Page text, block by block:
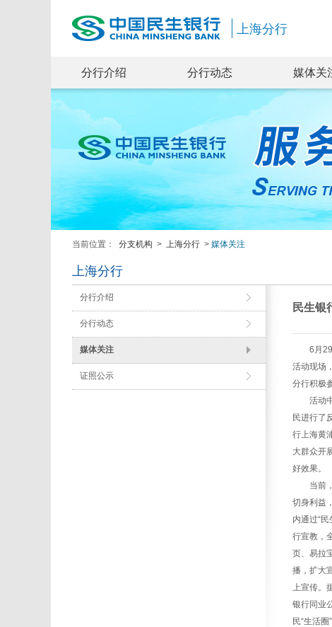
上海分行
分行介绍 分行动态 媒体关
当前位置： 分支机构 > 上海分行 > 媒体关注
上海分行
分行介绍
分行动态
媒体关注
证照公示
民生银
6月29日
活动现场
分行积极
活动中
民进行了
行上海黄
大群众开
好效果。
当前，
切身利益
内通过“
行宣教，
页、易拉
播，扩大
上宣传。
银行同业
民“生活